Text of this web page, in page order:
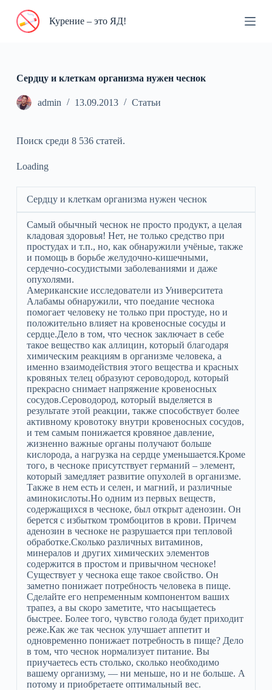
П
и
Курение – это ЯД!
Сердцу и клеткам организма нужен чеснок
admin 13.09.2013 Статьи
Поиск среди 8 536 статей.
Loading
Сердцу и клеткам организма нужен чеснок
Самый обычный чеснок не просто продукт, а целая
кладовая здоровья! Нет, не только средство при
простудах и т.п., но, как обнаружили учёные, также
и помощь в борьбе желудочно-кишечными,
сердечно-сосудистыми заболеваниями и даже
опухолями.
Американские исследователи из Университета
Алабамы обнаружили, что поедание чеснока
помогает человеку не только при простуде, но и
положительно влияет на кровеносные сосуды и
сердце.Дело в том, что чеснок заключает в себе
такое вещество как аллицин, который благодаря
химическим реакциям в организме человека, а
именно взаимодействия этого вещества и красных
кровяных телец образуют сероводород, который
прекрасно снимает напряжение кровеносных
сосудов.Сероводород, который выделяется в
результате этой реакции, также способствует более
активному кровотоку внутри кровеносных сосудов,
и тем самым понижается кровяное давление,
жизненно важные органы получают больше
кислорода, а нагрузка на сердце уменьшается.Кроме
того, в чесноке присутствует германий – элемент,
который замедляет развитие опухолей в организме.
Также в нем есть и селен, и магний, и различные
аминокислоты.Но одним из первых веществ,
содержащихся в чесноке, был открыт аденозин. Он
берется с избытком тромбоцитов в крови. Причем
аденозин в чесноке не разрушается при тепловой
обработке.Сколько различных витаминов,
минералов и других химических элементов
содержится в простом и привычном чесноке!
Существует у чеснока еще такое свойство. Он
заметно понижает потребность человека в пище.
Сделайте его непременным компонентом ваших
трапез, а вы скоро заметите, что насыщаетесь
быстрее. Более того, чувство голода будет приходит
реже.Как же так чеснок улучшает аппетит и
одновременно понижает потребность в пище? Дело
в том, что чеснок нормализует питание. Вы
приучаетесь есть столько, сколько необходимо
вашему организму, — ни меньше, но и не больше. А
потому и приобретаете оптимальный вес.